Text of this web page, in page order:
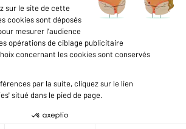
& CGU et Barèmes d'honoraires
Données personnelles